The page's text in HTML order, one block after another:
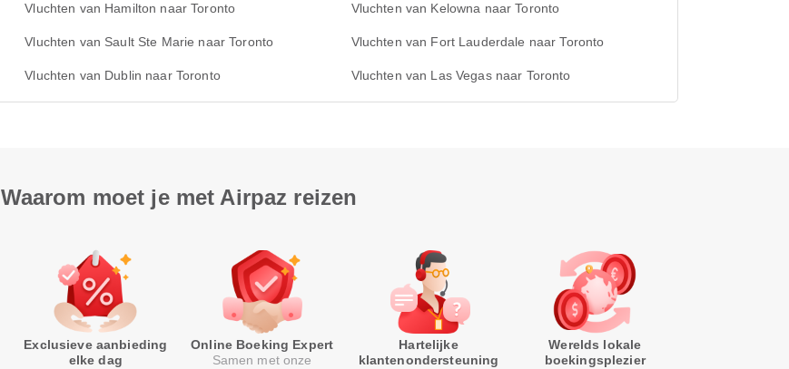
Vluchten van Hamilton naar Toronto Vluchten van Kelowna naar Toronto
Vluchten van Sault Ste Marie naar Toronto Vluchten van Fort Lauderdale naar Toronto
Vluchten van Dublin naar Toronto Vluchten van Las Vegas naar Toronto
Waarom moet je met Airpaz reizen
Exclusieve aanbieding
elke dag
Online Boeking Expert
Samen met onze
Hartelijke
klantenondersteuning
Werelds lokale
boekingsplezier